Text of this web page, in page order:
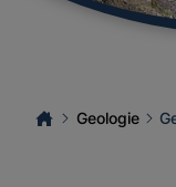
Geologie